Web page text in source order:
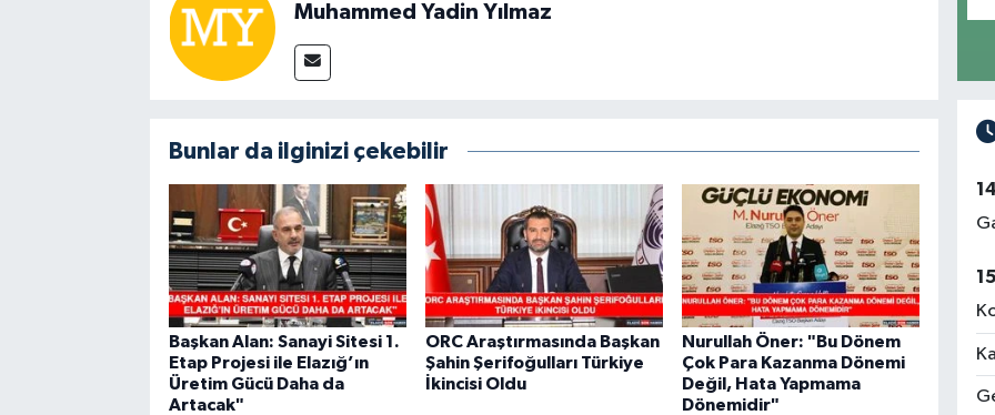
Muhammed Yadin Yılmaz
Bunlar da ilginizi çekebilir
Başkan Alan: Sanayi Sitesi 1.
Etap Projesi ile Elazığ’ın
Üretim Gücü Daha da
Artacak"
ORC Araştırmasında Başkan
Şahin Şerifoğulları Türkiye
İkincisi Oldu
Nurullah Öner: "Bu Dönem
Çok Para Kazanma Dönemi
Değil, Hata Yapmama
Dönemidir"